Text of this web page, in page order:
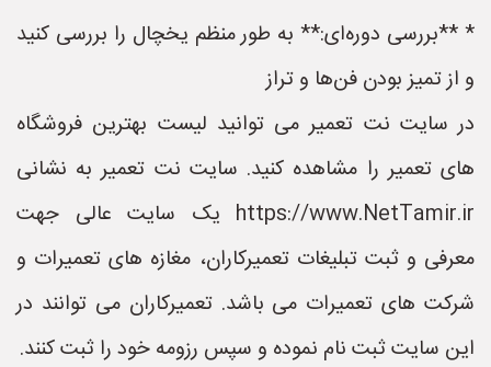
* **بررسی دوره‌ای:** به طور منظم یخچال را بررسی کنید
و از تمیز بودن فن‌ها و تراز
در سایت نت تعمیر می توانید لیست بهترین فروشگاه
های تعمیر را مشاهده کنید. سایت نت تعمیر به نشانی
https://www.NetTamir.ir یک سایت عالی جهت
معرفی و ثبت تبلیغات تعمیرکاران، مغازه های تعمیرات و
شرکت های تعمیرات می باشد. تعمیرکاران می توانند در
این سایت ثبت نام نموده و سپس رزومه خود را ثبت کنند.